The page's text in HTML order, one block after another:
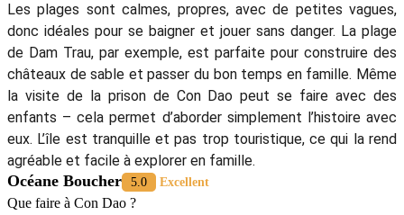
Les plages sont calmes, propres, avec de petites vagues,
donc idéales pour se baigner et jouer sans danger. La plage
de Dam Trau, par exemple, est parfaite pour construire des
châteaux de sable et passer du bon temps en famille. Même
la visite de la prison de Con Dao peut se faire avec des
enfants – cela permet d’aborder simplement l’histoire avec
eux. L’île est tranquille et pas trop touristique, ce qui la rend
agréable et facile à explorer en famille.
Océane Boucher 5.0 Excellent
Que faire à Con Dao ?